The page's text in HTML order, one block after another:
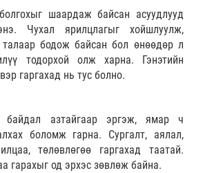
шаардаж байсан асуудлууд
Чухал ярилцлагыг хойшлуулж,
бодож байсан бол өнөөдөр л
тодорхой олж харна. Гэнэтийн
гаргахад нь тус болно.
азтайгаар эргэж, ямар ч
боломж гарна. Сургалт, аялал,
төлөвлөгөө гаргахад таатай.
гарахыг од эрхэс зөвлөж байна.